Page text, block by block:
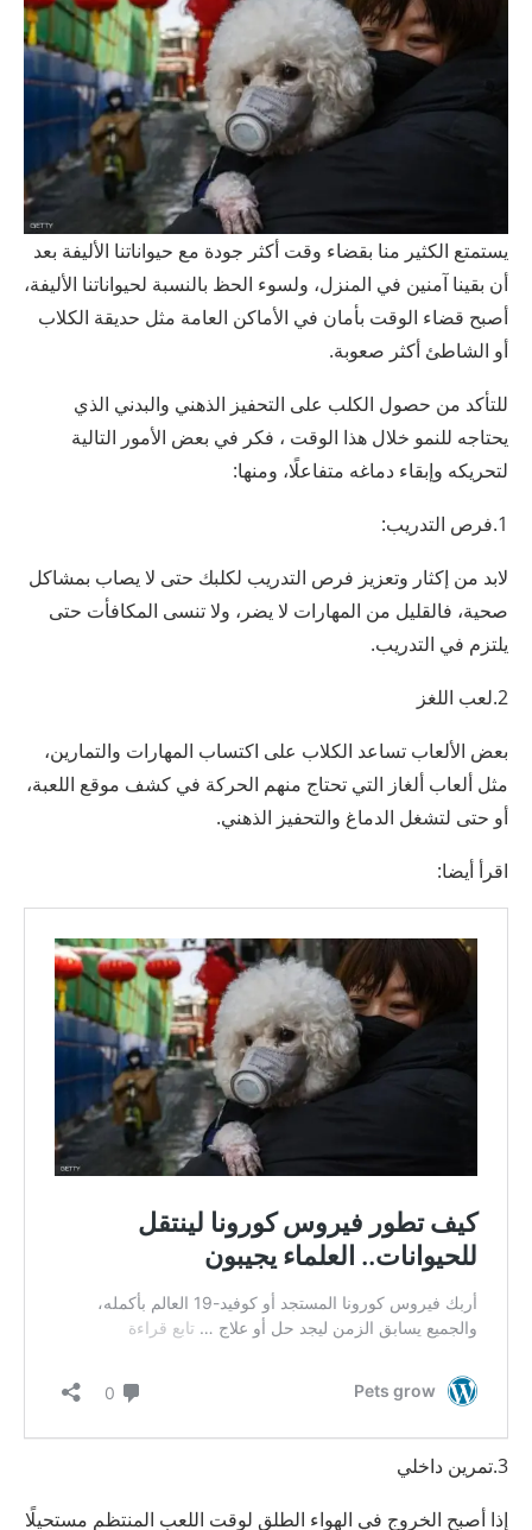
يستمتع الكثير منا بقضاء وقت أكثر جودة مع حيواناتنا الأليفة بعد
أن بقينا آمنين في المنزل، ولسوء الحظ بالنسبة لحيواناتنا الأليفة،
أصبح قضاء الوقت بأمان في الأماكن العامة مثل حديقة الكلاب
أو الشاطئ أكثر صعوبة.
للتأكد من حصول الكلب على التحفيز الذهني والبدني الذي
يحتاجه للنمو خلال هذا الوقت ، فكر في بعض الأمور التالية
لتحريكه وإبقاء دماغه متفاعلًا، ومنها:
1.فرص التدريب:
لابد من إكثار وتعزيز فرص التدريب لكلبك حتى لا يصاب بمشاكل
صحية، فالقليل من المهارات لا يضر، ولا تنسى المكافأت حتى
يلتزم في التدريب.
2.لعب اللغز
بعض الألعاب تساعد الكلاب على اكتساب المهارات والتمارين،
مثل ألعاب ألغاز التي تحتاج منهم الحركة في كشف موقع اللعبة،
أو حتى لتشغل الدماغ والتحفيز الذهني.
اقرأ أيضا:
3.تمرين داخلي
إذا أصبح الخروج في الهواء الطلق لوقت اللعب المنتظم مستحيلًا